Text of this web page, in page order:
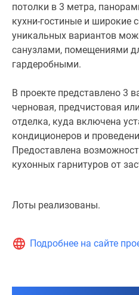
потолки в 3 метра,
кухни-гостиные и широкие
уникальных вариантов
санузлами, помещениями
гардеробными.
В проекте представлено 3
черновая, предчистовая
отделка, куда включена
кондиционеров и
Предоставлена
кухонных гарнитуров от
Лоты реализованы.
Подробнее на сайте